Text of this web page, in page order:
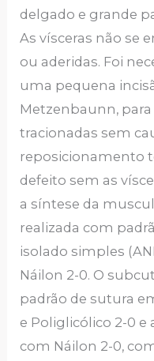
delgado e grande
As vísceras não se
ou aderidas. Foi
uma pequena
Metzenbaunn, para
tracionadas sem
reposicionamento
defeito sem as
a síntese da
realizada com
isolado simples
Náilon 2-0. O
padrão de sutura
e Poliglicólico 2-0 e
com Náilon 2-0,